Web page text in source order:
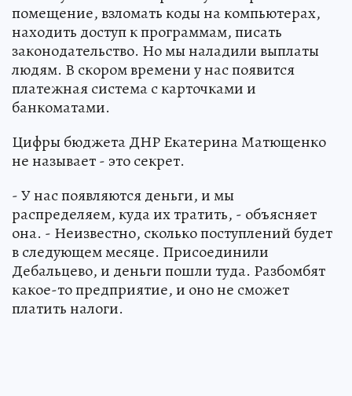
помещение, взломать коды на компьютерах,
находить доступ к программам, писать
законодательство. Но мы наладили выплаты
людям. В скором времени у нас появится
платежная система с карточками и
банкоматами.
Цифры бюджета ДНР Екатерина Матющенко
не называет - это секрет.
- У нас появляются деньги, и мы
распределяем, куда их тратить, - объясняет
она. - Неизвестно, сколько поступлений будет
в следующем месяце. Присоединили
Дебальцево, и деньги пошли туда. Разбомбят
какое-то предприятие, и оно не сможет
платить налоги.